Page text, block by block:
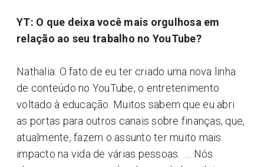
YT: O que deixa você mais orgulhosa em
relação ao seu trabalho no YouTube?
Nathalia: O fato de eu ter criado uma nova linha
de conteúdo no YouTube, o entretenimento
voltado à educação. Muitos sabem que eu abri
as portas para outros canais sobre finanças, que,
atualmente, fazem o assunto ter muito mais
impacto na vida de várias pessoas. …. Nós